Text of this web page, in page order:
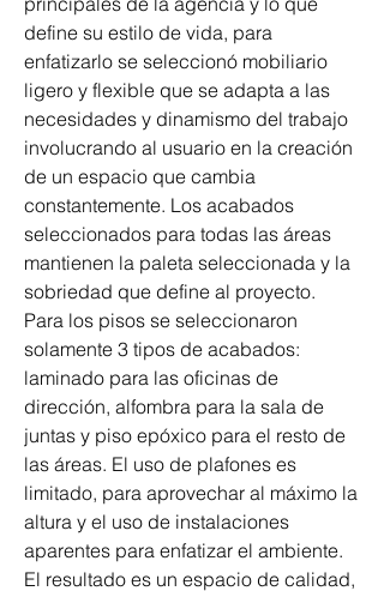
define su estilo de vida, para
enfatizarlo se seleccionó mobiliario
ligero y flexible que se adapta a las
necesidades y dinamismo del trabajo
involucrando al usuario en la creación
de un espacio que cambia
constantemente. Los acabados
seleccionados para todas las áreas
mantienen la paleta seleccionada y la
sobriedad que define al proyecto.
Para los pisos se seleccionaron
solamente 3 tipos de acabados:
laminado para las oficinas de
dirección, alfombra para la sala de
juntas y piso epóxico para el resto de
las áreas. El uso de plafones es
limitado, para aprovechar al máximo la
altura y el uso de instalaciones
aparentes para enfatizar el ambiente.
El resultado es un espacio de calidad,